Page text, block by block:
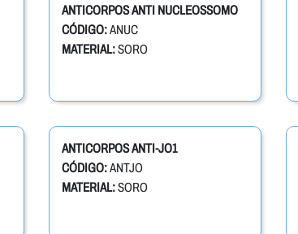
ANTICORPOS ANTI NUCLEOSSOMO
CÓDIGO:ANUC
MATERIAL:SORO
ANTICORPOS ANTI-JO1
CÓDIGO:ANTJO
MATERIAL:SORO